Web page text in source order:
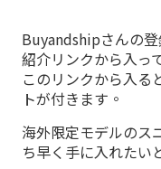
Buyandshipさんの
紹介リンクから入っ
このリンクから入る
トが付きます。
海外限定モデルのス
ち早く手に入れたい